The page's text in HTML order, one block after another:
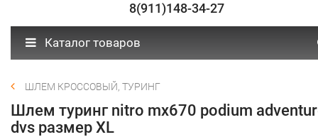
8(911)148-34-27
Каталог товаров
ШЛЕМ КРОССОВЫЙ, ТУРИНГ
Шлем туринг nitro mx670 podium
dvs размер XL